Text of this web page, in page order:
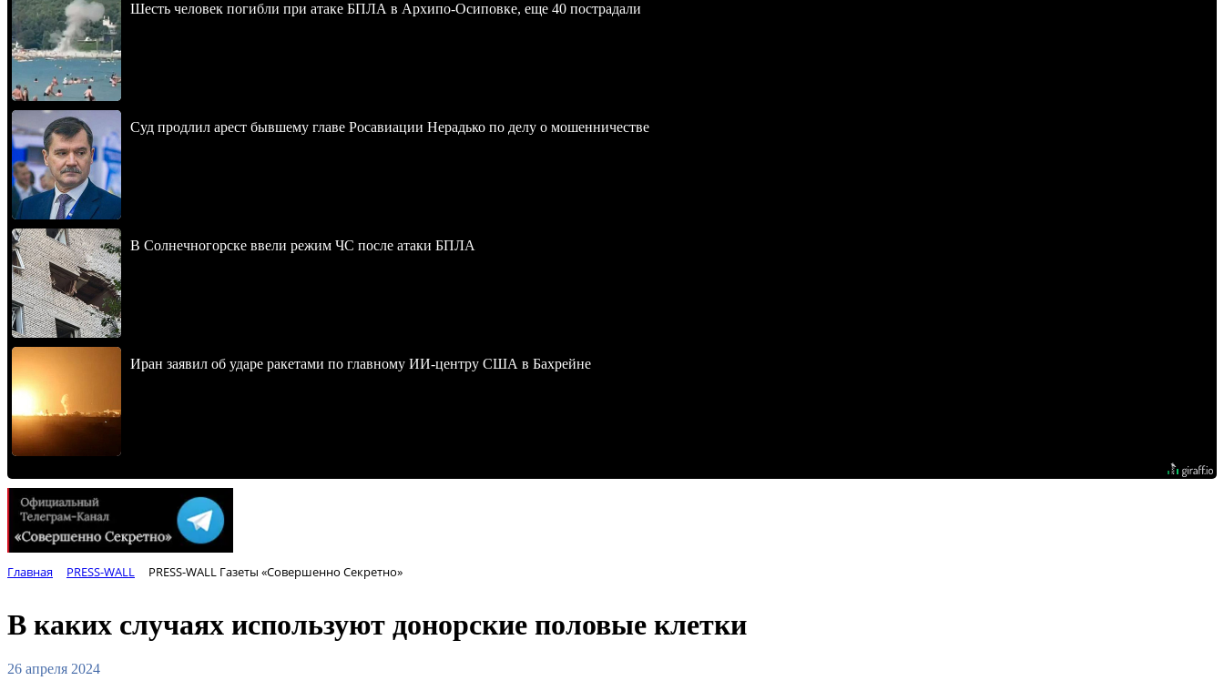
Шесть человек погибли при атаке БПЛА в Архипо-Осиповке, еще 40 пострадали
Суд продлил арест бывшему главе Росавиации Нерадько по делу о мошенничестве
В Солнечногорске ввели режим ЧС после атаки БПЛА
Иран заявил об ударе ракетами по главному ИИ-центру США в Бахрейне
Главная PRESS-WALL PRESS-WALL Газеты «Совершенно Секретно»
В каких случаях используют донорские половые клетки
26 апреля 2024